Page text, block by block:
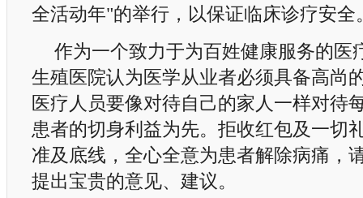
全活动年"的举行，以保证临床诊疗安全
作为一个致力于为百姓健康服务的医
生殖医院认为医学从业者必须具备高尚
医疗人员要像对待自己的家人一样对待
患者的切身利益为先。拒收红包及一切
准及底线，全心全意为患者解除病痛，
提出宝贵的意见、建议。